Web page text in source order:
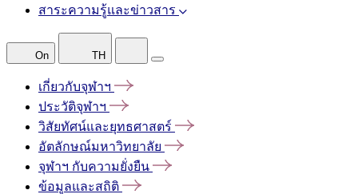
สาระความรู้และข่าวสาร
On TH
เกี่ยวกับจุฬาฯ
ประวัติจุฬาฯ
วิสัยทัศน์และยุทธศาสตร์
อัตลักษณ์มหาวิทยาลัย
จุฬาฯ กับความยั่งยืน
ข้อมูลและสถิติ